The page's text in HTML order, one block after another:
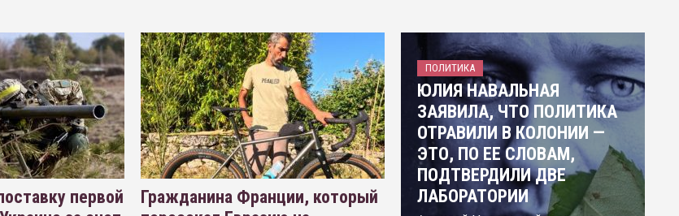
первой
Гражданина Франции, который
ПОЛИТИКА
ЮЛИЯ НАВАЛЬНАЯ
ЗАЯВИЛА, ЧТО ПОЛИТИКА
ОТРАВИЛИ В КОЛОНИИ —
ЭТО, ПО ЕЕ СЛОВАМ,
ПОДТВЕРДИЛИ ДВЕ
ЛАБОРАТОРИИ